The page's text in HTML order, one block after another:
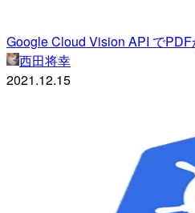
Google Cloud Vision API で
西田将幸
2021.12.15